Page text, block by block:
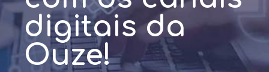
digitais da
Ouze!